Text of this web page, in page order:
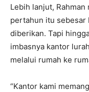
Lebih lanjut,
pertahun itu sebesar
diberikan. Tapi
imbasnya kantor
melalui rumah ke
“Kantor kami